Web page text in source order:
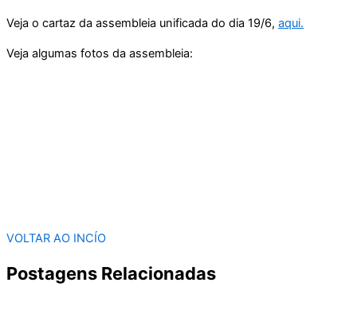
Veja o cartaz da assembleia unificada do dia 19/6, aqui.
Veja algumas fotos da assembleia:
VOLTAR AO INCÍO
Postagens Relacionadas